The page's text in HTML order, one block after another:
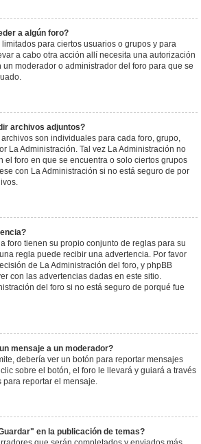
a algún foro?
para ciertos usuarios o grupos y para
a cabo otra acción allí necesita una autorización
moderador o administrador del foro para que se
archivos adjuntos?
son individuales para cada foro, grupo,
La Administración. Tal vez La Administración no
el foro en que se encuentra o solo ciertos grupos
con La Administración si no está seguro de por
foro tienen su propio conjunto de reglas para su
regla puede recibir una advertencia. Por favor
de La Administración del foro, y phpBB
con las advertencias dadas en este sitio.
del foro si no está seguro de porqué fue
mensaje a un moderador?
debería ver un botón para reportar mensajes
sobre el botón, el foro le llevará y guiará a través
reportar el mensaje.
en la publicación de temas?